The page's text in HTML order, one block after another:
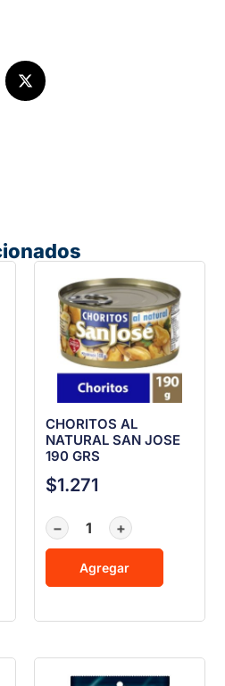
CHORITOS AL
NATURAL SAN JOSE
190 GRS
$1.271
− +
Agregar